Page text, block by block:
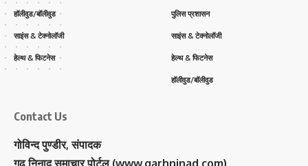
हॉलीवुड/बॉलीवुड
साइंस & टेक्नोलॉजी
हेल्थ & फिटनेस
पुलिस प्रशासन
साइंस & टेक्नोलॉजी
हेल्थ & फिटनेस
हॉलीवुड/बॉलीवुड
Contact Us
गोविन्द पुण्डीर, संपादक